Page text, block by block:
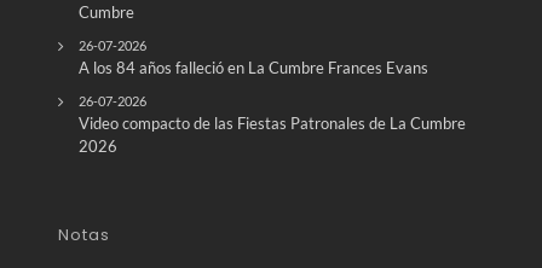
Cumbre
26-07-2026
A los 84 años falleció en La Cumbre Frances Evans
26-07-2026
Video compacto de las Fiestas Patronales de La Cumbre
2026
Notas